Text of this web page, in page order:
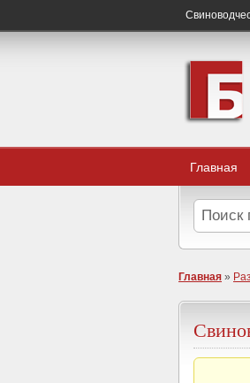
Главная
Главная »